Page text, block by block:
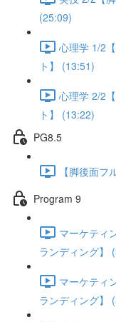
(25:09)
心理学 1/2
ト】 (13:51)
心理学 2/2
ト】 (13:22)
PG8.5
【脚後面
Program 9
マーケティ
ランディング】
マーケティ
ランディング】